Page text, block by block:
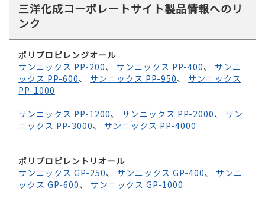
三洋化成コーポレートサイト製品情報へのリ
ンク
ポリプロピレンジオール
サンニックス PP-200、 サンニックス PP-400、 サンニ
ックス PP-600、 サンニックス PP-950、 サンニックス
PP-1000
サンニックス PP-1200、 サンニックス PP-2000、 サン
ニックス PP-3000、 サンニックス PP-4000
ポリプロピレントリオール
サンニックス GP-250、 サンニックス GP-400、 サンニ
ックス GP-600、 サンニックス GP-1000